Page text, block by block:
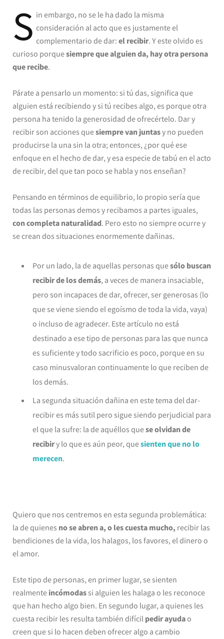
S in embargo, no se le ha dado la misma
consideración al acto que es justamente el
complementario de dar: el recibir. Y este olvido es
curioso porquesiempre que alguien da, hay otra persona
que recibe.
Párate a pensarlo un momento: si tú das, significa que
alguien está recibiendo y si tú recibes algo, es porque otra
persona ha tenido la generosidad de ofrecértelo. Dar y
recibir son acciones quesiempre van juntasy no pueden
producirse la una sin la otra; entonces, ¿por qué ese
enfoque en el hecho de dar, y esa especie de tabú en el acto
de recibir, del que tan poco se habla y nos enseñan?
Pensando en términos de equilibrio, lo propio sería que
todas las personas demos y recibamos a partes iguales,
con completa naturalidad. Pero esto no siempre ocurre y
se crean dos situaciones enormemente dañinas.
Por un lado, la de aquellas personas quesólo buscan
recibir de los demás, a veces de manera insaciable,
pero son incapaces de dar, ofrecer, ser generosas (lo
que se viene siendo el egoísmo de toda la vida, vaya)
o incluso de agradecer. Este artículo no está
destinado a ese tipo de personas para las que nunca
es suficiente y todo sacrificio es poco, porque en su
caso minusvaloran continuamente lo que reciben de
los demás.
La segunda situación dañina en este tema del dar-
recibir es más sutil pero sigue siendo perjudicial para
el que la sufre: la de aquéllos quese olvidan de
recibiry lo que es aún peor, quesienten que no lo
merecen.
Quiero que nos centremos en esta segunda problemática:
la de quienes no se abren a, o les cuesta mucho, recibir las
bendiciones de la vida, los halagos, los favores, el dinero o
el amor.
Este tipo de personas, en primer lugar, se sienten
realmente incómodas si alguien les halaga o les reconoce
que han hecho algo bien. En segundo lugar, a quienes les
cuesta recibir les resulta también difícil pedir ayudao
creen que si lo hacen deben ofrecer algo a cambio